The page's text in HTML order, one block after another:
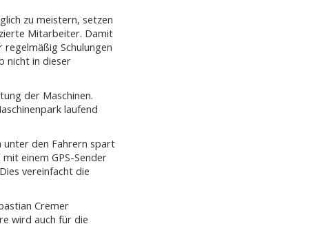
zu meistern, setzen
Mitarbeiter. Damit
Schulungen
nicht in dieser
der Maschinen.
laufend
unter den Fahrern spart
einem GPS-Sender
vereinfacht die
Cremer
wird auch für die